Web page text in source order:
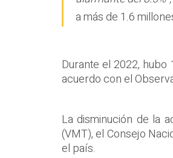
a más de 1.6
Durante el 2022,
acuerdo con el
La disminución de la
(VMT), el Consejo
el país.